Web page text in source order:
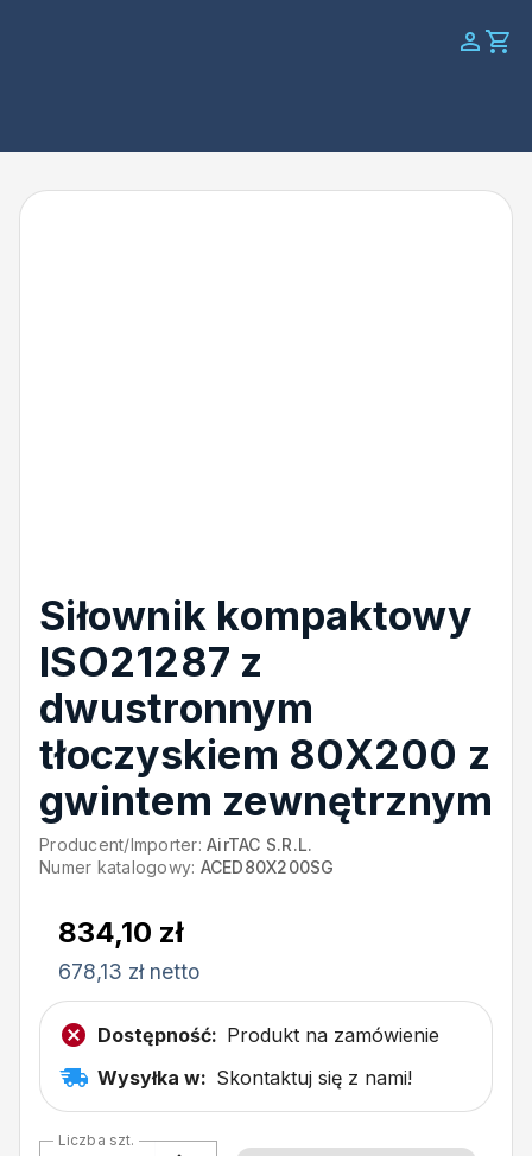
Siłownik kompaktowy
ISO21287 z
dwustronnym
tłoczyskiem 80X200 z
gwintem zewnętrznym
Producent/Importer: AirTAC S.R.L.
Numer katalogowy: ACED80X200SG
834,10 zł
678,13 zł netto
Dostępność: Produkt na zamówienie
Wysyłka w: Skontaktuj się z nami!
Liczba szt.